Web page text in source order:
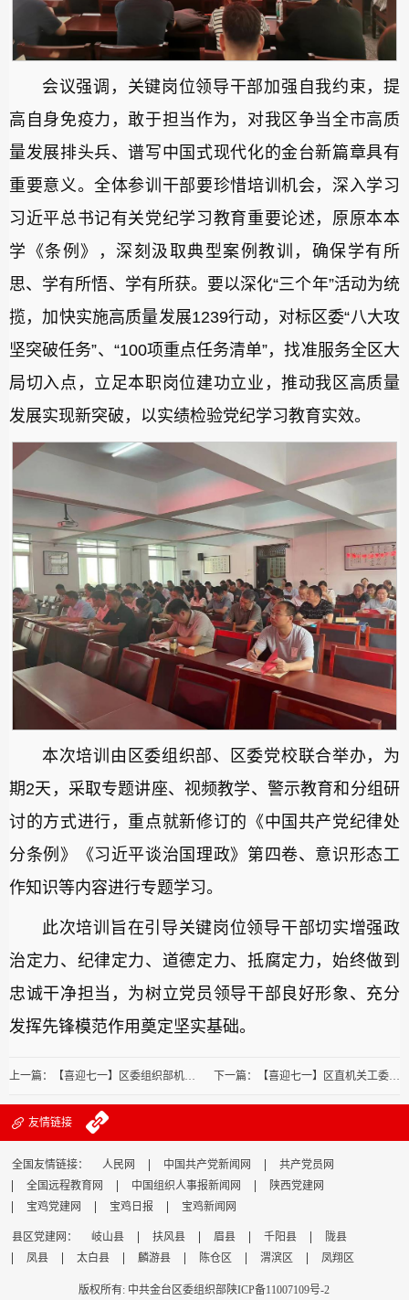
会议强调，关键岗位领导干部加强自我约束，提
高自身免疫力，敢于担当作为，对我区争当全市高质
量发展排头兵、谱写中国式现代化的金台新篇章具有
重要意义。全体参训干部要珍惜培训机会，深入学习
习近平总书记有关党纪学习教育重要论述，原原本本
学《条例》，深刻汲取典型案例教训，确保学有所
思、学有所悟、学有所获。要以深化“三个年”活动为统
揽，加快实施高质量发展1239行动，对标区委“八大攻
坚突破任务”、“100项重点任务清单”，找准服务全区大
局切入点，立足本职岗位建功立业，推动我区高质量
发展实现新突破，以实绩检验党纪学习教育实效。
本次培训由区委组织部、区委党校联合举办，为
期2天，采取专题讲座、视频教学、警示教育和分组研
讨的方式进行，重点就新修订的《中国共产党纪律处
分条例》《习近平谈治国理政》第四卷、意识形态工
作知识等内容进行专题学习。
此次培训旨在引导关键岗位领导干部切实增强政
治定力、纪律定力、道德定力、抵腐定力，始终做到
忠诚干净担当，为树立党员领导干部良好形象、充分
发挥先锋模范作用奠定坚实基础。
友情链接
全国友情链接： 人民网 中国共产党新闻网
共产党员网
全国远程教育网
中国组织人事报新闻网
陕西党建网
宝鸡党建网
宝鸡日报 宝鸡新闻网
县区党建网： 岐山县 扶风县 眉县 千阳县
陇县
凤县
太白县 麟游县 陈仓区 渭滨区 凤翔区
版权所有: 中共金台区委组织部陕ICP备11007109号-2